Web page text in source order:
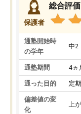
保護者
総合評価
通塾開始時
の学年
中2
通塾期間 4ヵ
通った目的 定
偏差値の変
化
上